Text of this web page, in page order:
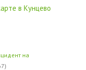
в Кунцево
на